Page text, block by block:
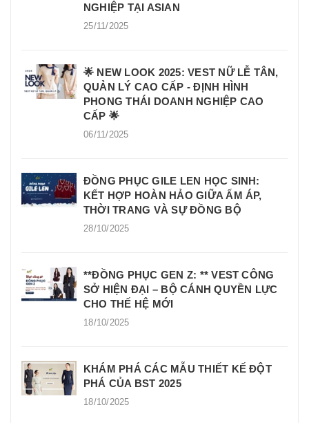
NGHIỆP TẠI ASIAN
25/11/2025
🌟 NEW LOOK 2025: VEST NỮ LỄ TÂN,
QUẢN LÝ CAO CẤP - ĐỊNH HÌNH
PHONG THÁI DOANH NGHIỆP CAO
CẤP 🌟
06/11/2025
ĐỒNG PHỤC GILE LEN HỌC SINH:
KẾT HỢP HOÀN HẢO GIỮA ẤM ÁP,
THỜI TRANG VÀ SỰ ĐỒNG BỘ
28/10/2025
**ĐỒNG PHỤC GEN Z: ** VEST CÔNG
SỞ HIỆN ĐẠI – BỘ CÁNH QUYỀN LỰC
CHO THẾ HỆ MỚI
18/10/2025
KHÁM PHÁ CÁC MẪU THIẾT KẾ ĐỘT
PHÁ CỦA BST 2025
18/10/2025